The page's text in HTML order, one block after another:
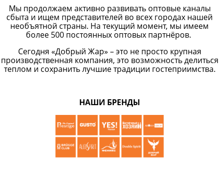
Мы продолжаем активно развивать оптовые каналы
сбыта и ищем представителей во всех городах нашей
необъятной страны. На текущий момент, мы имеем
более 500 постоянных оптовых партнёров.
Сегодня «Добрый Жар» – это не просто крупная
производственная компания, это возможность делиться
теплом и сохранить лучшие традиции гостеприимства.
НАШИ БРЕНДЫ